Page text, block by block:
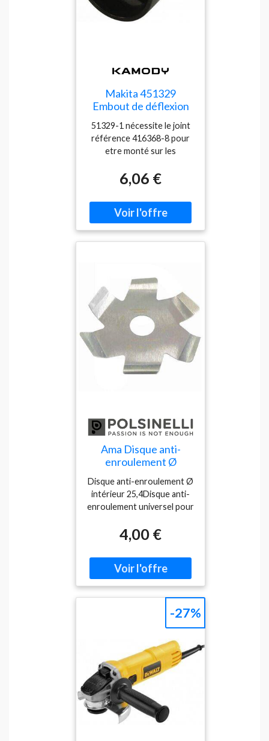
Makita 451329
Embout de déflexion
obstruction
51329-1 nécessite le joint
référence 416368-8 pour
etre monté sur les
BKP180 et KP0800.>
6,06 €
Ama Disque anti-
enroulement Ø
Disque anti-enroulement Ø
intérieur 25,4Disque anti-
enroulement universel pour
système de bords dentelés
permet de couper l'herbe
en évitant qu'elle ne
s'accumule sur la tête de la
débroussailleuse.Caractéris
tiques:Matériau:
AcierDiamètre intérieur du
disque: 25,4 mmDiamètre
85 g
4,00 €
-27%